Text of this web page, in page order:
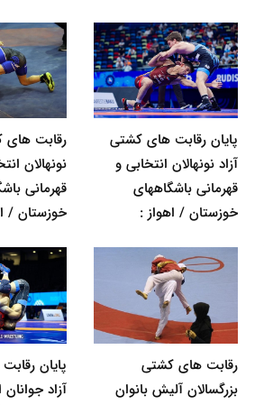
پایان رقابت های کشتی
آزاد نونهالان انتخابی و
قهرمانی باشگاههای
خوزستان / اهواز :
رقابت های
نونهالان
قهرمانی
خوزستان /
رقابت های کشتی
بزرگسالان آلیش بانوان
پایان
آزاد